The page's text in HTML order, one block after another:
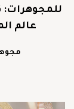
للمجوهرات:
عالم